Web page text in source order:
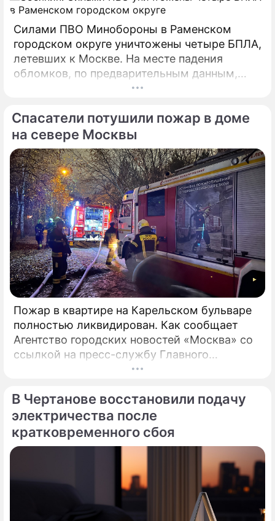
По теме
"Моя любовь!": Кети Топурия
похвасталась красавицей-дочкой от
первого мужа
Новый муж Топурии смог найти подход
к ее любимой дочери
Силами ПВО Минобороны в Раменском
городском округе уничтожены четыре БПЛА,
летевших к Москве. На месте падения
обломков, по предварительным данным,
разрушений и пострадавших нет. На месте
Спасатели потушили пожар в доме
на севере Москвы
Пожар в квартире на Карельском бульваре
полностью ликвидирован. Как сообщает
Агентство городских новостей «Москва» со
ссылкой на пресс-службу Главного
управления МЧС России по столице,
В Чертанове восстановили подачу
электричества после
кратковременного сбоя